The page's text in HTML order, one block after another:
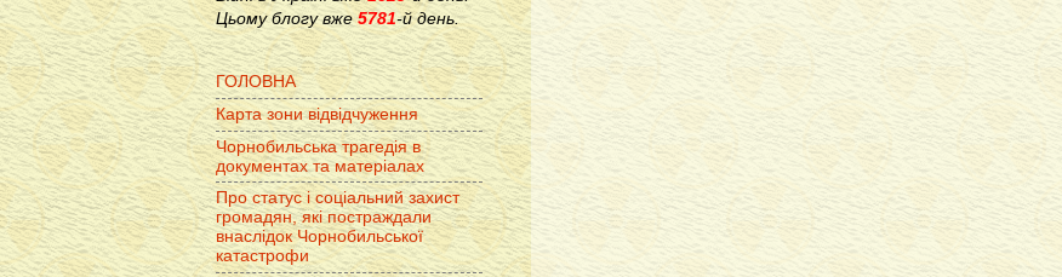
Цьому блогу вже 5781-й день.
ГОЛОВНА
Карта зони відвідчуження
Чорнобильська трагедія в
документах та матеріалах
Про статус і соціальний захист
громадян, які постраждали
внаслідок Чорнобильської
катастрофи